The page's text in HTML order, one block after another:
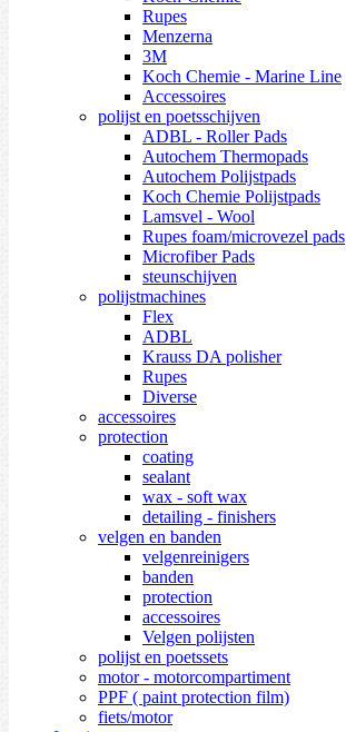
Rupes
Menzerna
3M
Koch Chemie - Marine Line
Accessoires
polijst en poetsschijven
ADBL - Roller Pads
Autochem Thermopads
Autochem Polijstpads
Koch Chemie Polijstpads
Lamsvel - Wool
Rupes foam/microvezel pads
Microfiber Pads
steunschijven
polijstmachines
Flex
ADBL
Krauss DA polisher
Rupes
Diverse
accessoires
protection
coating
sealant
wax - soft wax
detailing - finishers
velgen en banden
velgenreinigers
banden
protection
accessoires
Velgen polijsten
polijst en poetssets
motor - motorcompartiment
PPF ( paint protection film)
fiets/motor